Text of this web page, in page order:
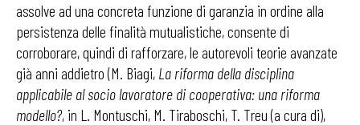
assolve ad una concreta funzione di garanzia in ordine alla
persistenza delle finalità mutualistiche, consente di
corroborare, quindi di rafforzare, le autorevoli teorie avanzate
già anni addietro (M. Biagi, La riforma della disciplina
applicabile al socio lavoratore di cooperativa: una riforma
modello?, in L. Montuschi, M. Tiraboschi, T. Treu (a cura di),